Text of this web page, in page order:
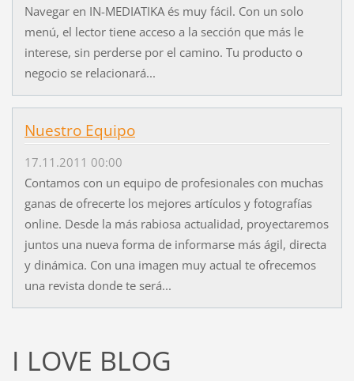
Navegar en IN-MEDIATIKA és muy fácil. Con un solo
menú, el lector tiene acceso a la sección que más le
interese, sin perderse por el camino. Tu producto o
negocio se relacionará...
Nuestro Equipo
17.11.2011 00:00
Contamos con un equipo de profesionales con muchas
ganas de ofrecerte los mejores artículos y fotografías
online. Desde la más rabiosa actualidad, proyectaremos
juntos una nueva forma de informarse más ágil, directa
y dinámica. Con una imagen muy actual te ofrecemos
una revista donde te será...
I LOVE BLOG